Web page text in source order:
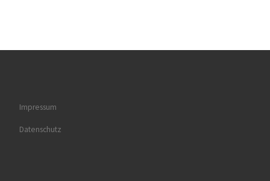
Impressum
Datenschutz